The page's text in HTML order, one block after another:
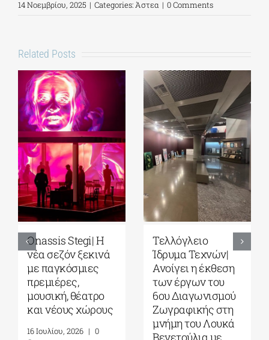
14 Νοεμβρίου, 2025 | Categories: Άστεα | 0 Comments
Related Posts
Park your Cinema
– Park your
Cinema Kids|
Σινεμά κάτω από
τα αστέρια στο
Πάρκο Σταύρος
Αύγουστος-
Full Moon
Sleepover παρέα
με το σινεμά του
Στίβεν
Σπίλμπεργκ στο
Κέντρο
Πολιτισμού
Ίδρυμα Σταύρος